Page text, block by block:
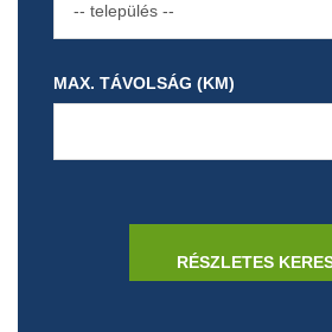
MAX. TÁVOLSÁG (KM)